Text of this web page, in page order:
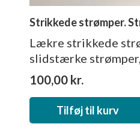
Strikkede strømper.
Lækre strikkede
slidstærke
100,00 kr.
Tilføj til kurv